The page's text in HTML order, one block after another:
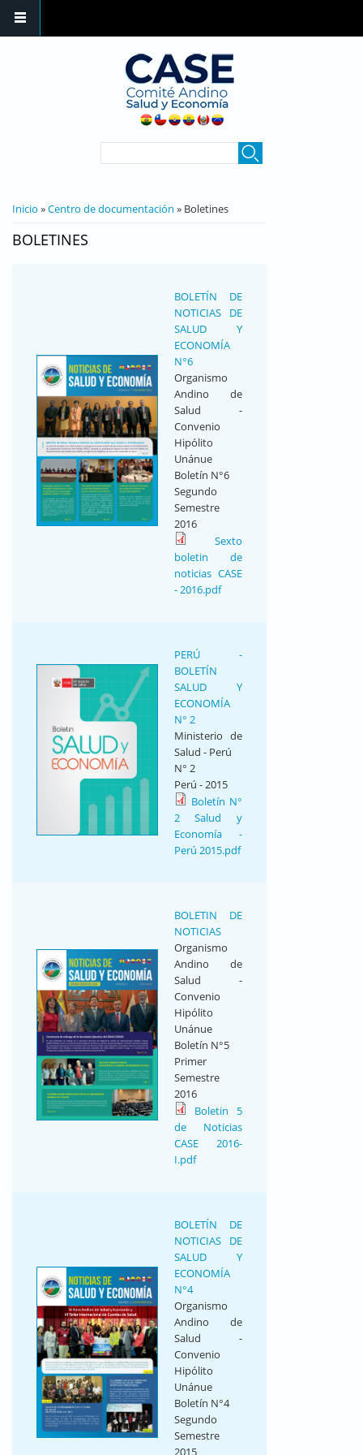
BÚSQUEDA
SE ENCUENTRA USTED AQUÍ
Inicio »Centro de documentación » Boletines
BOLETINES
BOLETÍN DE
NOTICIAS DE
SALUD Y
ECONOMÍA
N°6
Organismo
Andino de
Salud -
Convenio
Hipólito
Unánue
Boletín N°6
Segundo
Semestre
2016
Sexto
boletin de
noticias CASE
- 2016.pdf
PERÚ -
BOLETÍN
SALUD Y
ECONOMÍA
N° 2
Ministerio de
Salud - Perú
N° 2
Perú - 2015
Boletín N°
2 Salud y
Economía -
Perú 2015.pdf
BOLETIN DE
NOTICIAS
Organismo
Andino de
Salud -
Convenio
Hipólito
Unánue
Boletín N°5
Primer
Semestre
2016
Boletin 5
de Noticias
CASE 2016-
I.pdf
BOLETÍN DE
NOTICIAS DE
SALUD Y
ECONOMÍA
N°4
Organismo
Andino de
Salud -
Convenio
Hipólito
Unánue
Boletín N°4
Segundo
Semestre
2015